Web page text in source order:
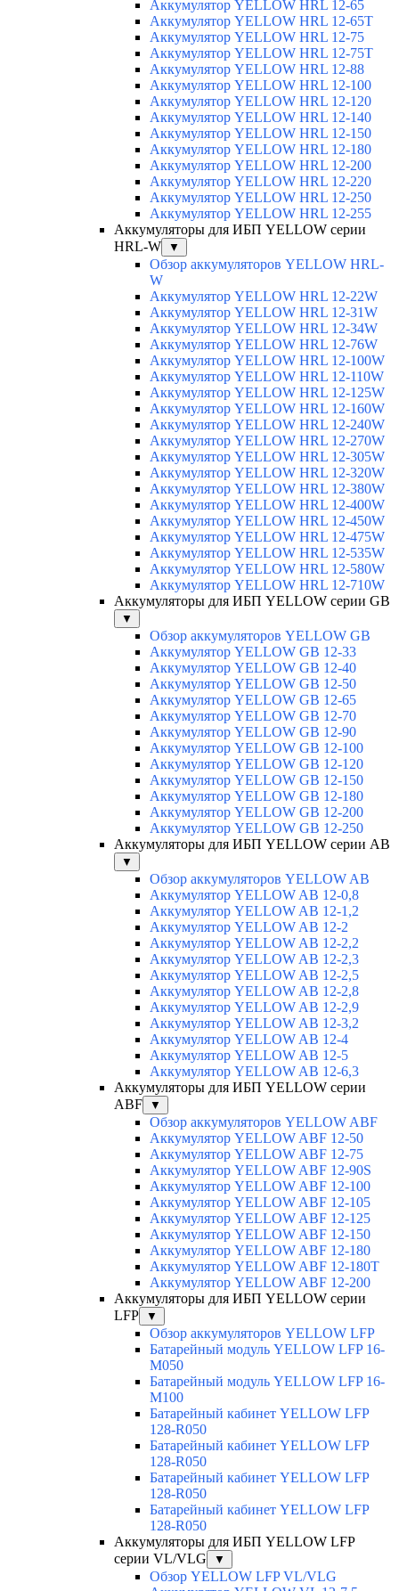
Аккумулятор YELLOW HRL 12-65
Аккумулятор YELLOW HRL 12-65T
Аккумулятор YELLOW HRL 12-75
Аккумулятор YELLOW HRL 12-75Т
Аккумулятор YELLOW HRL 12-88
Аккумулятор YELLOW HRL 12-100
Аккумулятор YELLOW HRL 12-120
Аккумулятор YELLOW HRL 12-140
Аккумулятор YELLOW HRL 12-150
Аккумулятор YELLOW HRL 12-180
Аккумулятор YELLOW HRL 12-200
Аккумулятор YELLOW HRL 12-220
Аккумулятор YELLOW HRL 12-250
Аккумулятор YELLOW HRL 12-255
Аккумуляторы для ИБП YELLOW серии
HRL-W
▼
Обзор аккумуляторов YELLOW HRL-
W
Аккумулятор YELLOW HRL 12-22W
Аккумулятор YELLOW HRL 12-31W
Аккумулятор YELLOW HRL 12-34W
Аккумулятор YELLOW HRL 12-76W
Аккумулятор YELLOW HRL 12-100W
Аккумулятор YELLOW HRL 12-110W
Аккумулятор YELLOW HRL 12-125W
Аккумулятор YELLOW HRL 12-160W
Аккумулятор YELLOW HRL 12-240W
Аккумулятор YELLOW HRL 12-270W
Аккумулятор YELLOW HRL 12-305W
Аккумулятор YELLOW HRL 12-320W
Аккумулятор YELLOW HRL 12-380W
Аккумулятор YELLOW HRL 12-400W
Аккумулятор YELLOW HRL 12-450W
Аккумулятор YELLOW HRL 12-475W
Аккумулятор YELLOW HRL 12-535W
Аккумулятор YELLOW HRL 12-580W
Аккумулятор YELLOW HRL 12-710W
Аккумуляторы для ИБП YELLOW серии GB
▼
Обзор аккумуляторов YELLOW GB
Аккумулятор YELLOW GB 12-33
Аккумулятор YELLOW GB 12-40
Аккумулятор YELLOW GB 12-50
Аккумулятор YELLOW GB 12-65
Аккумулятор YELLOW GB 12-70
Аккумулятор YELLOW GB 12-90
Аккумулятор YELLOW GB 12-100
Аккумулятор YELLOW GB 12-120
Аккумулятор YELLOW GB 12-150
Аккумулятор YELLOW GB 12-180
Аккумулятор YELLOW GB 12-200
Аккумулятор YELLOW GB 12-250
Аккумуляторы для ИБП YELLOW серии AB
▼
Обзор аккумуляторов YELLOW AB
Аккумулятор YELLOW AB 12-0,8
Аккумулятор YELLOW AB 12-1,2
Аккумулятор YELLOW AB 12-2
Аккумулятор YELLOW AB 12-2,2
Аккумулятор YELLOW AB 12-2,3
Аккумулятор YELLOW AB 12-2,5
Аккумулятор YELLOW AB 12-2,8
Аккумулятор YELLOW AB 12-2,9
Аккумулятор YELLOW AB 12-3,2
Аккумулятор YELLOW AB 12-4
Аккумулятор YELLOW AB 12-5
Аккумулятор YELLOW AB 12-6,3
Аккумуляторы для ИБП YELLOW серии
ABF
▼
Обзор аккумуляторов YELLOW ABF
Аккумулятор YELLOW ABF 12-50
Аккумулятор YELLOW ABF 12-75
Аккумулятор YELLOW ABF 12-90S
Аккумулятор YELLOW ABF 12-100
Аккумулятор YELLOW ABF 12-105
Аккумулятор YELLOW ABF 12-125
Аккумулятор YELLOW ABF 12-150
Аккумулятор YELLOW ABF 12-180
Аккумулятор YELLOW ABF 12-180Т
Аккумулятор YELLOW ABF 12-200
Аккумуляторы для ИБП YELLOW серии
LFP
▼
Обзор аккумуляторов YELLOW LFP
Батарейный модуль YELLOW LFP 16-
M050
Батарейный модуль YELLOW LFP 16-
M100
Батарейный кабинет YELLOW LFP
128-R050
Батарейный кабинет YELLOW LFP
128-R050
Батарейный кабинет YELLOW LFP
128-R050
Батарейный кабинет YELLOW LFP
128-R050
Аккумуляторы для ИБП YELLOW LFP
серии VL/VLG
▼
Обзор YELLOW LFP VL/VLG